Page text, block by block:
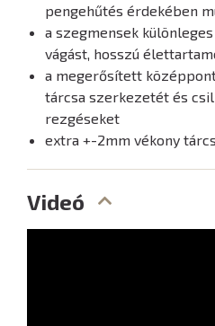
pengehűtés érdekében
a szegmensek
vágást, hosszú
a megerősített
tárcsa szerkezetét és
rezgéseket
extra +-2mm vékony
Videó